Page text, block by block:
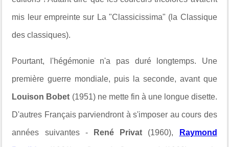
mis leur empreinte sur La "Classicissima" (la Classique
des classiques).
Pourtant, l'hégémonie n'a pas duré longtemps. Une
première guerre mondiale, puis la seconde, avant que
Louison Bobet (1951) ne mette fin à une longue disette.
D'autres Français parviendront à s'imposer au cours des
années suivantes - René Privat (1960), Raymond